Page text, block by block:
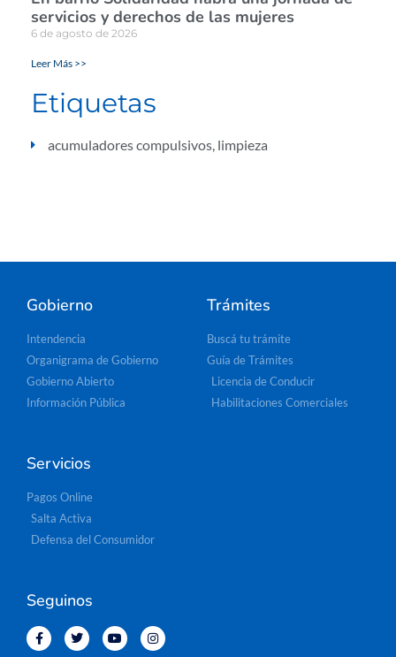
servicios y derechos de las mujeres
6 de agosto de 2026
Leer Más >>
Etiquetas
acumuladores compulsivos limpieza
Gobierno
Intendencia
Organigrama de Gobierno
Gobierno Abierto
Información Pública
Trámites
Buscá tu trámite
Guía de Trámites
Licencia de Conducir
Habilitaciones Comerciales
Servicios
Pagos Online
Salta Activa
Defensa del Consumidor
Seguinos